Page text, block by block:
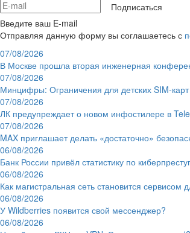
Подписаться
Введите ваш E-mail
Отправляя данную форму вы соглашаетесь с
07/08/2026
В Москве прошла вторая инженерная
07/08/2026
Минцифры: Ограничения для детских SIM-
07/08/2026
ЛК предупреждает о новом инфостилере в
07/08/2026
MAX приглашает делать «достаточно»
06/08/2026
Банк России привёл статистику по
06/08/2026
Как магистральная сеть становится сервисом
06/08/2026
У Wildberries появится свой мессенджер?
06/08/2026